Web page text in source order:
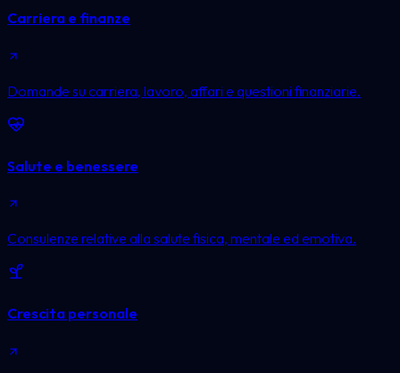
Carriera e finanze
Domande su carriera, lavoro, affari e questioni finanziarie.
Salute e benessere
Consulenze relative alla salute fisica, mentale ed emotiva.
Crescita personale